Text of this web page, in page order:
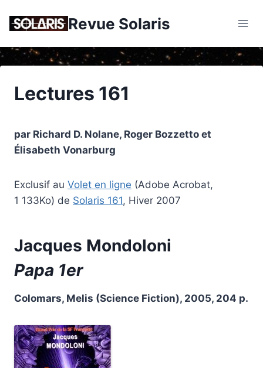
Revue Solaris
Lectures 161
par Richard D. Nolane, Roger Bozzetto et
Élisabeth Vonarburg
Exclusif au Volet en ligne (Adobe Acrobat,
1 133Ko) de Solaris 161, Hiver 2007
Jacques Mondoloni
Papa 1er
Colomars, Melis (Science Fiction), 2005, 204 p.